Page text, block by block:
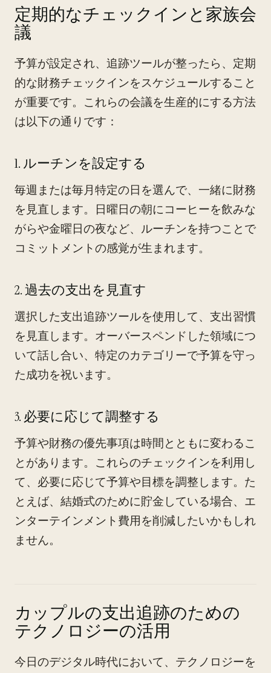
定期的なチェックインと家族会
議
予算が設定され、追跡ツールが整ったら、定期
的な財務チェックインをスケジュールすること
が重要です。これらの会議を生産的にする方法
は以下の通りです：
1. ルーチンを設定する
毎週または毎月特定の日を選んで、一緒に財務
を見直します。日曜日の朝にコーヒーを飲みな
がらや金曜日の夜など、ルーチンを持つことで
コミットメントの感覚が生まれます。
2. 過去の支出を見直す
選択した支出追跡ツールを使用して、支出習慣
を見直します。オーバースペンドした領域につ
いて話し合い、特定のカテゴリーで予算を守っ
た成功を祝います。
3. 必要に応じて調整する
予算や財務の優先事項は時間とともに変わるこ
とがあります。これらのチェックインを利用し
て、必要に応じて予算や目標を調整します。た
とえば、結婚式のために貯金している場合、エ
ンターテインメント費用を削減したいかもしれ
ません。
カップルの支出追跡のための
テクノロジーの活用
今日のデジタル時代において、テクノロジーを